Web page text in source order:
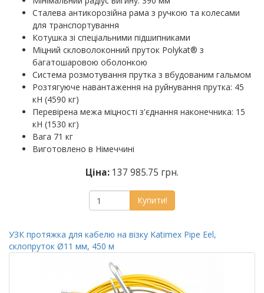
Сталева антикорозійна рама з ручкою та колесами
для транспортування
Котушка зі спеціальними підшипниками
Міцний скловолоконний пруток Polykat® з
багатошаровою оболонкою
Система розмотування прутка з вбудованим гальмом
Розтягуюче навантаження на руйнування прутка: 45
кН (4590 кг)
Перевірена межа міцності з'єднання наконечника: 15
кН (1530 кг)
Вага 71 кг
Виготовлено в Німеччині
Ціна: 137 985.75 грн.
Купити!
УЗК протяжка для кабелю на візку Katimex Pipe Eel,
склопруток Ø11 мм, 450 м